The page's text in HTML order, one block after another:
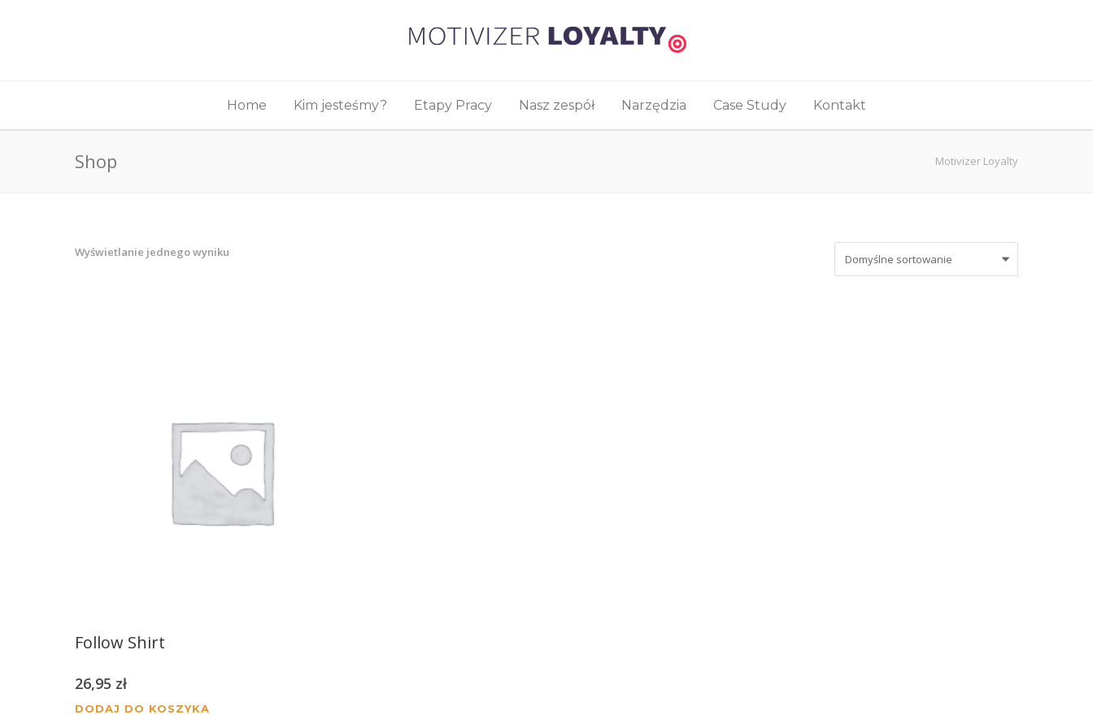
Home Kim jesteśmy? Etapy Pracy Nasz zespół Narzędzia Case Study Kontakt
Shop Motivizer Loyalty
Wyświetlanie jednego wyniku
Follow Shirt
26,95 zł
DODAJ DO KOSZYKA